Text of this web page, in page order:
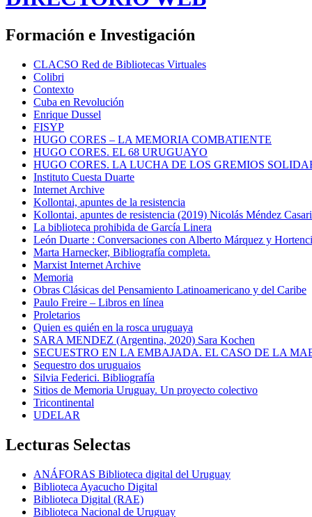
Formación e Investigación
CLACSO Red de Bibliotecas Virtuales
Colibri
Contexto
Cuba en Revolución
Enrique Dussel
FISYP
HUGO CORES – LA MEMORIA COMBATIENTE
HUGO CORES. EL 68 URUGUAYO
HUGO CORES. LA LUCHA DE LOS GREMIOS
Instituto Cuesta Duarte
Internet Archive
Kollontai, apuntes de la resistencia
Kollontai, apuntes de resistencia (2019) Nicolás Méndez
La biblioteca prohibida de García Linera
León Duarte : Conversaciones con Alberto Márquez y
Marta Harnecker, Bibliografía completa.
Marxist Internet Archive
Memoria
Obras Clásicas del Pensamiento Latinoamericano y del Caribe
Paulo Freire – Libros en línea
Proletarios
Quien es quién en la rosca uruguaya
SARA MENDEZ (Argentina, 2020) Sara Kochen
SECUESTRO EN LA EMBAJADA. EL CASO DE LA
Sequestro dos uruguaios
Silvia Federici. Bibliografía
Sitios de Memoria Uruguay. Un proyecto colectivo
Tricontinental
UDELAR
Lecturas Selectas
ANÁFORAS Biblioteca digital del Uruguay
Biblioteca Ayacucho Digital
Biblioteca Digital (RAE)
Biblioteca Nacional de Uruguay